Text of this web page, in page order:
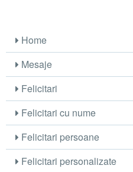
Home
Mesaje
Felicitari
Felicitari cu nume
Felicitari persoane
Felicitari personalizate